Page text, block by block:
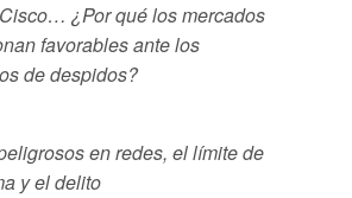
¿Por qué los mercados
favorables ante los
de despidos?
en redes, el límite de
y el delito